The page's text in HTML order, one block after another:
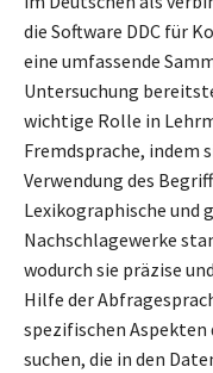
die Software DDC für
eine umfassende
Untersuchung
wichtige Rolle in
Fremdsprache, indem
Verwendung des
Lexikographische und
Nachschlagewerke
wodurch sie präzise
Hilfe der
spezifischen
suchen, die in den